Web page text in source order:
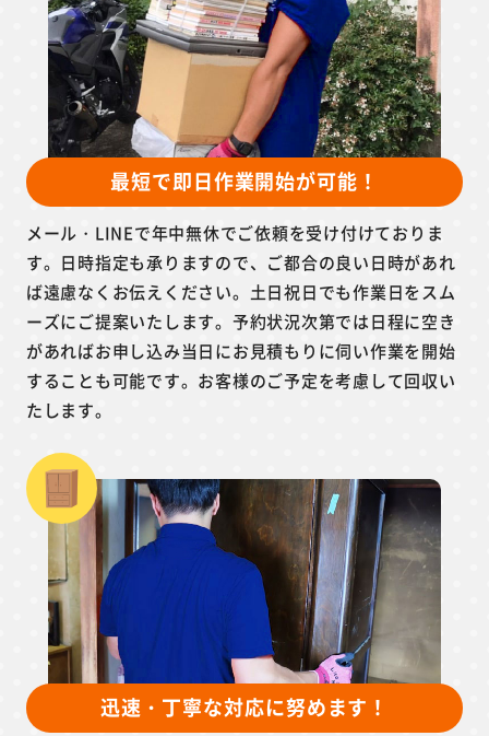
最短で即日作業開始が可能！
メール・LINEで年中無休でご依頼を受け付けておりま
す。日時指定も承りますので、ご都合の良い日時があれ
ば遠慮なくお伝えください。土日祝日でも作業日をスム
ーズにご提案いたします。予約状況次第では日程に空き
があればお申し込み当日にお見積もりに伺い作業を開始
することも可能です。お客様のご予定を考慮して回収い
たします。
迅速・丁寧な対応に努めます！